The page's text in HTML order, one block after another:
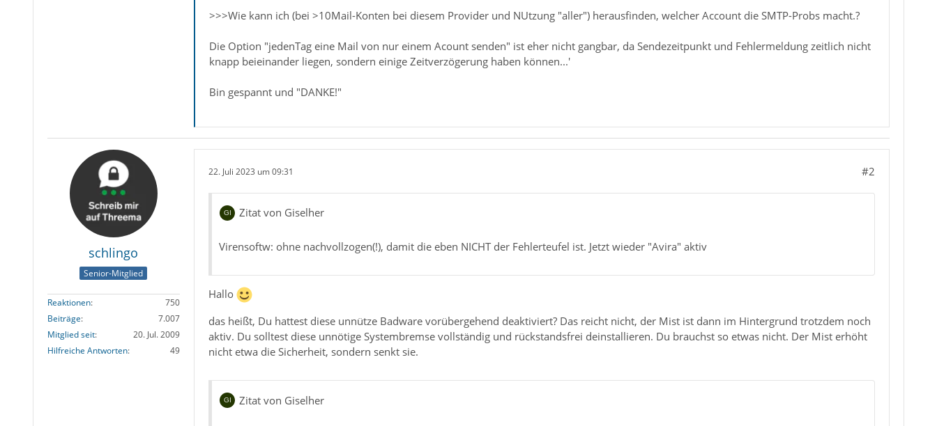
>>>Wie kann ich (bei >10Mail-Konten bei diesem Provider und NUtzung "aller") herausfinden, welcher Account die SMTP-Probs macht.?
Die Option "jedenTag eine Mail von nur einem Acount senden" ist eher nicht gangbar, da Sendezeitpunkt und Fehlermeldung zeitlich nicht
knapp beieinander liegen, sondern einige Zeitverzögerung haben können...'
Bin gespannt und "DANKE!"
schlingo
Senior-Mitglied
Reaktionen
750
Beiträge
7.007
Mitglied seit
20. Jul. 2009
Hilfreiche Antworten
49
22. Juli 2023 um 09:31 #2
Zitat von Giselher
Virensoftw: ohne nachvollzogen(!), damit die eben NICHT der Fehlerteufel ist. Jetzt wieder "Avira" aktiv
Hallo
das heißt, Du hattest diese unnütze Badware vorübergehend deaktiviert? Das reicht nicht, der Mist ist dann im Hintergrund trotzdem noch
aktiv. Du solltest diese unnötige Systembremse vollständig und rückstandsfrei deinstallieren. Du brauchst so etwas nicht. Der Mist erhöht
nicht etwa die Sicherheit, sondern senkt sie.
Zitat von Giselher